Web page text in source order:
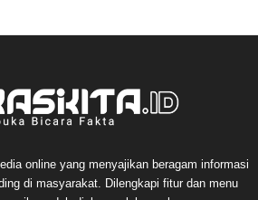
online yang menyajikan beragam informasi
di masyarakat. Dilengkapi fitur dan menu